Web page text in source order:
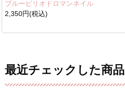
ブルーピリオドロマンネイル
2,350円(税込)
最近チェックした商品